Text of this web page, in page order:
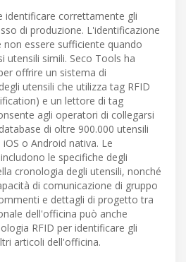
identificare correttamente gli
di produzione. L'identificazione
essere sufficiente quando
utensili simili. Seco Tools ha
offrire un sistema di
utensili che utilizza tag RFID
e un lettore di tag
agli operatori di collegarsi
di oltre 900.000 utensili
o Android nativa. Le
le specifiche degli
cronologia degli utensili, nonché
di comunicazione di gruppo
e dettagli di progetto tra
dell'officina può anche
RFID per identificare gli
articoli dell'officina.